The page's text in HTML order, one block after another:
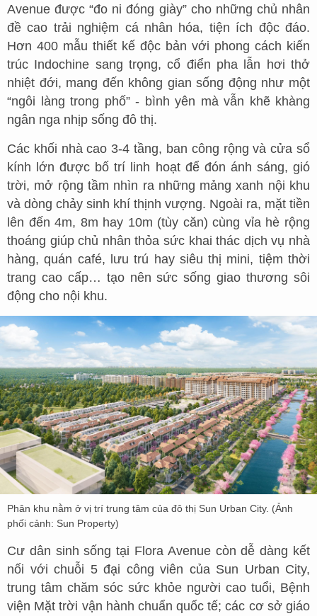
Avenue được “đo ni đóng giày” cho những chủ nhân
đề cao trải nghiệm cá nhân hóa, tiện ích độc đáo.
Hơn 400 mẫu thiết kế độc bản với phong cách kiến
trúc Indochine sang trọng, cổ điển pha lẫn hơi thở
nhiệt đới, mang đến không gian sống động như một
“ngôi làng trong phố” - bình yên mà vẫn khẽ khàng
ngân nga nhịp sống đô thị.
Các khối nhà cao 3-4 tầng, ban công rộng và cửa sổ
kính lớn được bố trí linh hoạt để đón ánh sáng, gió
trời, mở rộng tầm nhìn ra những mảng xanh nội khu
và dòng chảy sinh khí thịnh vượng. Ngoài ra, mặt tiền
lên đến 4m, 8m hay 10m (tùy căn) cùng vỉa hè rộng
thoáng giúp chủ nhân thỏa sức khai thác dịch vụ nhà
hàng, quán café, lưu trú hay siêu thị mini, tiệm thời
trang cao cấp… tạo nên sức sống giao thương sôi
động cho nội khu.
Phân khu nằm ở vị trí trung tâm của đô thị Sun Urban City. (Ảnh
phối cảnh: Sun Property)
Cư dân sinh sống tại Flora Avenue còn dễ dàng kết
nối với chuỗi 5 đại công viên của Sun Urban City,
trung tâm chăm sóc sức khỏe người cao tuổi, Bệnh
viện Mặt trời vận hành chuẩn quốc tế; các cơ sở giáo